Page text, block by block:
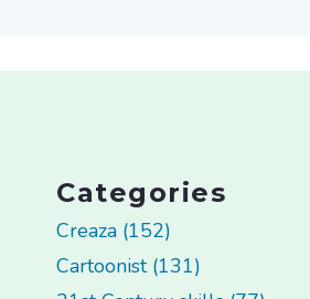
Categories
Creaza (152)
Cartoonist (131)